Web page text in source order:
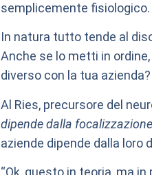
semplicemente fisiologico.
In natura tutto tende al
Anche se lo metti in
diverso con la tua azienda?
Al Ries, precursore del
dipende dalla
aziende dipende dalla loro
“Ok, questo in teoria, ma in